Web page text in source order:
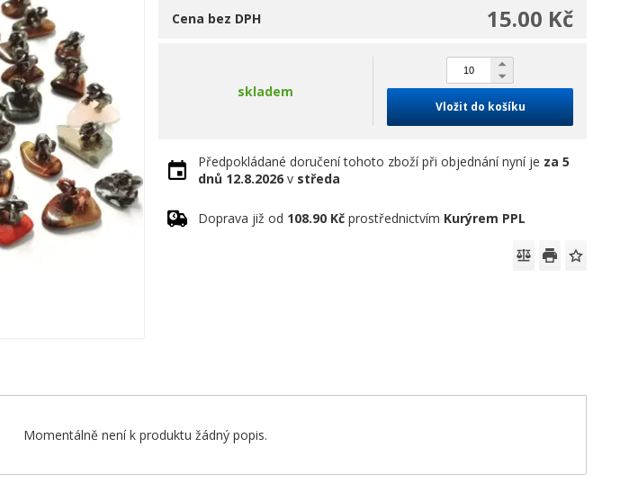
15.00 Kč
Cena bez DPH
skladem
Vložit do košíku
Předpokládané doručení tohoto zboží při objednání nyní je za 5
dnů 12.8.2026 v středa
Doprava již od 108.90 Kč prostřednictvím Kurýrem PPL
Momentálně není k produktu žádný popis.